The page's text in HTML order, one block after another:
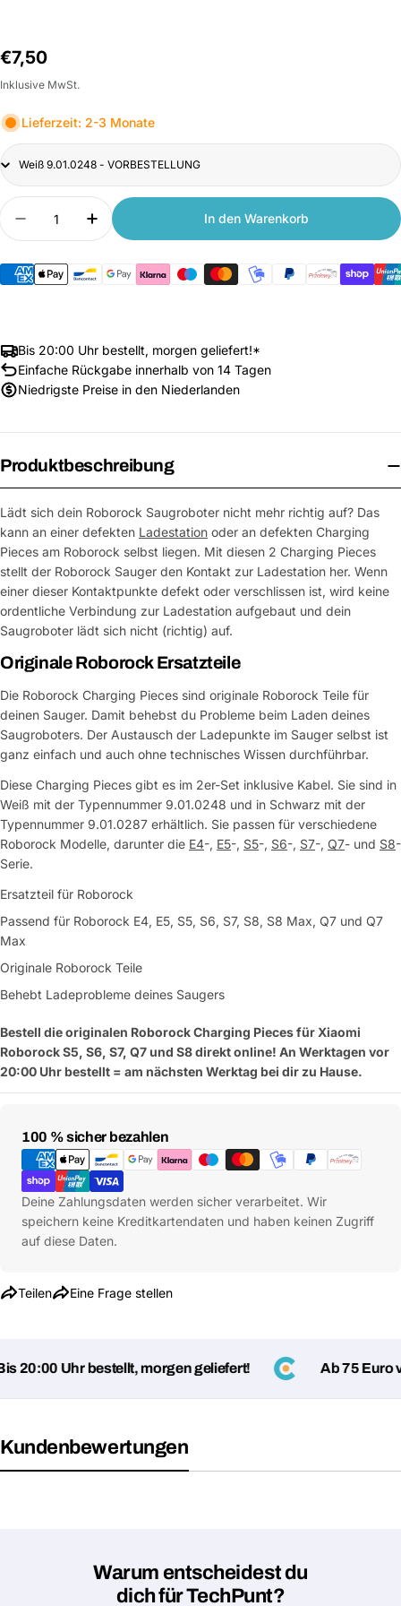
Normalpreis
€7,50
Inklusive MwSt.
Lieferzeit: 2-3 Monate
Title
Anzahl
Menge verringern für Originale Roborock
Anzahl erhöhen für Originale Roborock
In den Warenkorb
Bis 20:00 Uhr bestellt, morgen geliefert!*
Einfache Rückgabe innerhalb von 14 Tagen
Niedrigste Preise in den Niederlanden
Produktbeschreibung
Lädt sich dein Roborock Saugroboter nicht mehr richtig auf? Das
kann an einer defekten Ladestation oder an defekten Charging
Pieces am Roborock selbst liegen. Mit diesen 2 Charging Pieces
stellt der Roborock Sauger den Kontakt zur Ladestation her. Wenn
einer dieser Kontaktpunkte defekt oder verschlissen ist, wird keine
ordentliche Verbindung zur Ladestation aufgebaut und dein
Saugroboter lädt sich nicht (richtig) auf.
Originale Roborock Ersatzteile
Die Roborock Charging Pieces sind originale Roborock Teile für
deinen Sauger. Damit behebst du Probleme beim Laden deines
Saugroboters. Der Austausch der Ladepunkte im Sauger selbst ist
ganz einfach und auch ohne technisches Wissen durchführbar.
Diese Charging Pieces gibt es im 2er-Set inklusive Kabel. Sie sind in
Weiß mit der Typennummer 9.01.0248 und in Schwarz mit der
Typennummer 9.01.0287 erhältlich. Sie passen für verschiedene
Roborock Modelle, darunter die E4-, E5-, S5-, S6-, S7-, Q7- und S8-
Serie.
Ersatzteil für Roborock
Passend für Roborock E4, E5, S5, S6, S7, S8, S8 Max, Q7 und Q7
Max
Originale Roborock Teile
Behebt Ladeprobleme deines Saugers
Bestell die originalen Roborock Charging Pieces für Xiaomi
Roborock S5, S6, S7, Q7 und S8 direktonline! An Werktagen vor
20:00 Uhr bestellt = am nächsten Werktag bei dir zu Hause.
100 % sicher bezahlen
Zahlungsmethoden
Deine Zahlungsdaten werden sicher verarbeitet. Wir
speichern keine Kreditkartendaten und haben keinen Zugriff
auf diese Daten.
Teilen Eine Frage stellen
20:00 Uhr bestellt, morgen geliefert! Ab 75 Euro
Kundenbewertungen
Warum entscheidest du
dich für TechPunt?